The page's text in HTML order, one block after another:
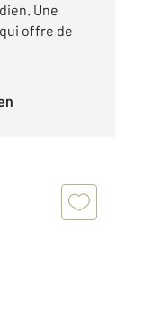
Une
offre de